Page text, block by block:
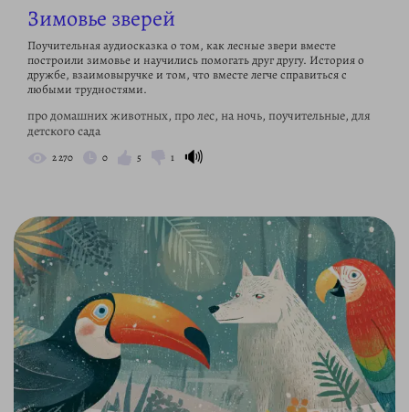
Зимовье зверей
Поучительная аудиосказка о том, как лесные звери вместе
построили зимовье и научились помогать друг другу. История о
дружбе, взаимовыручке и том, что вместе легче справиться с
любыми трудностями.
про домашних животных, про лес, на ночь, поучительные, для
детского сада
2 270 0 5 1 🔊